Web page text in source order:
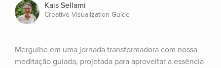
Kais Sellami
Creative Visualization Guide
Mergulhe em uma jornada transformadora com nossa
meditação guiada, projetada para aproveitar a essência